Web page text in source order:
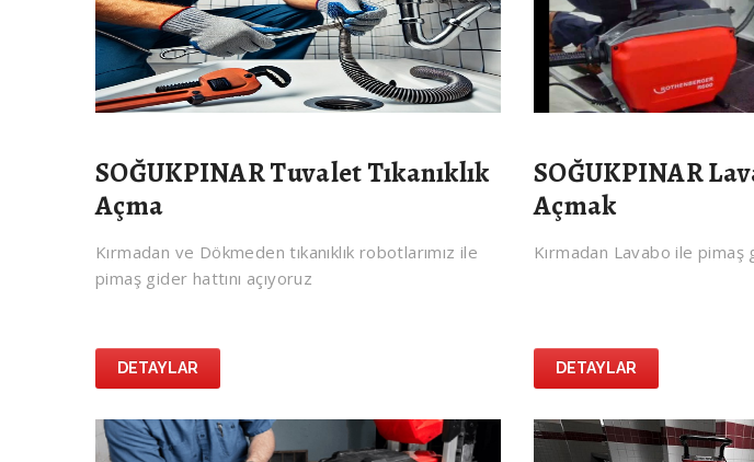
SOĞUKPINAR Tuvalet Tıkanıklık
Açma
Kırmadan ve Dökmeden tıkanıklık robotlarımız ile
pimaş gider hattını açıyoruz
DETAYLAR
SOĞUKPINAR
Açmak
Kırmadan Lavabo ile pimaş
DETAYLAR